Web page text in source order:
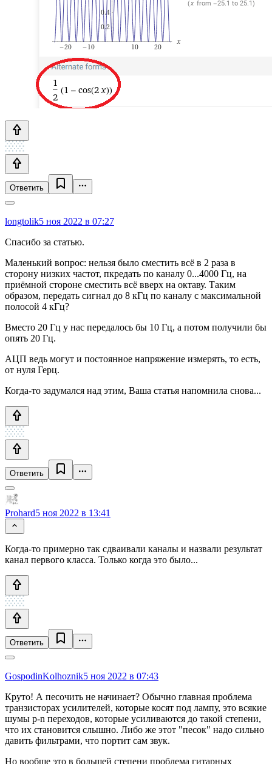
Ответить
longtolik5 ноя 2022 в 07:27
Спасибо за статью.
Маленький вопрос: нельзя было сместить всё в 2 раза в
сторону низких частот, пкредать по каналу 0...4000 Гц, на
приёмной стороне сместить всё вверх на октаву. Таким
образом, передать сигнал до 8 кГц по каналу с максимальной
полосой 4 кГц?
Вместо 20 Гц у нас передалось бы 10 Гц, а потом получили бы
опять 20 Гц.
АЦП ведь могут и постоянное напряжение измерять, то есть,
от нуля Герц.
Когда-то задумался над этим, Ваша статья напомнила снова...
Ответить
Prohard5 ноя 2022 в 13:41
Когда-то примерно так сдваивали каналы и назвали результат
канал первого класса. Только когда это было...
Ответить
GospodinKolhoznik5 ноя 2022 в 07:43
Круто! А песочить не начинает? Обычно главная проблема
транзисторах усилителей, которые косят под лампу, это всякие
шумы p-n переходов, которые усиливаются до такой степени,
что их становится слышно. Либо же этот "песок" надо сильно
давить фильтрами, что портит сам звук.
Но вообще это в большей степени проблема гитарных